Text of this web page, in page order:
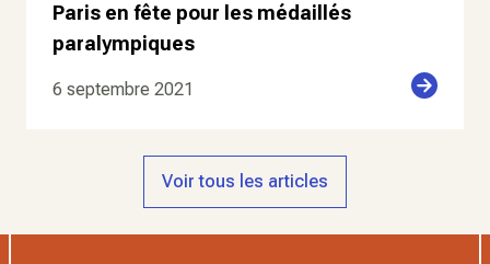
Paris en fête pour les médaillés
paralympiques
6 septembre 2021
Voir tous les articles